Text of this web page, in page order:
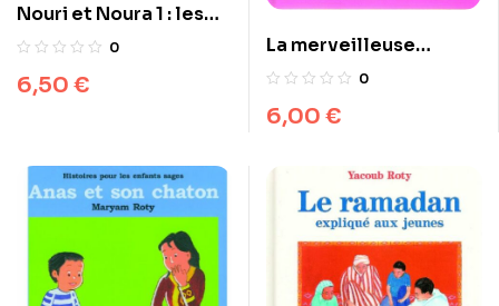
Nouri et Noura 1 : les
foulards de Maman
0
6,50 €
La merveilleuse
histoire de la création
Adam
0
6,00 €